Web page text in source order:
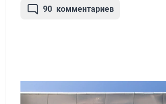
90 комментариев